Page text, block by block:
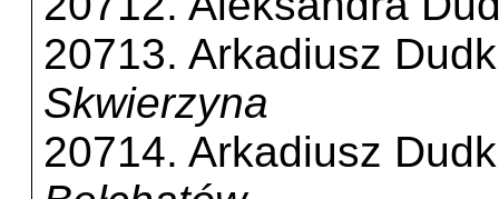
20713. Arkadiusz
Skwierzyna
20714. Arkadiusz